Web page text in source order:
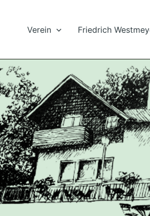
Verein Friedrich